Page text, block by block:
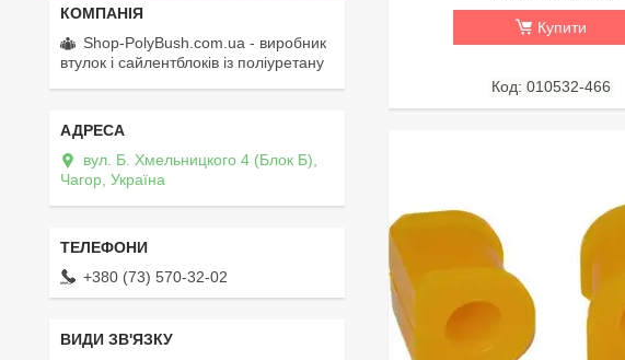
Купити
010532-466
Shop-PolyBush.com.ua - виробник
втулок і сайлентблоків із поліуретану
вул. Б. Хмельницкого 4 (Блок Б),
Чагор, Україна
+380 (73) 570-32-02